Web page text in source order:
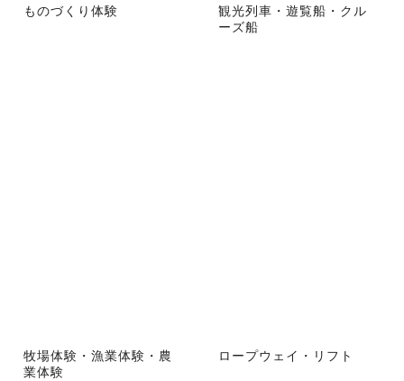
ものづくり体験
観光列車・遊覧船・クル
ーズ船
牧場体験・漁業体験・農
業体験
ロープウェイ・リフト